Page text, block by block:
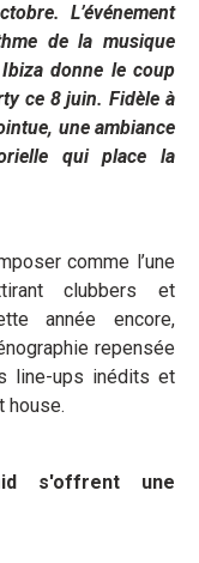
L’événement
de la musique
donne le coup
ce 8 juin. Fidèle à
une ambiance
qui place la
comme l’une
clubbers et
année encore,
repensée
line-ups inédits et
house.
s'offrent une